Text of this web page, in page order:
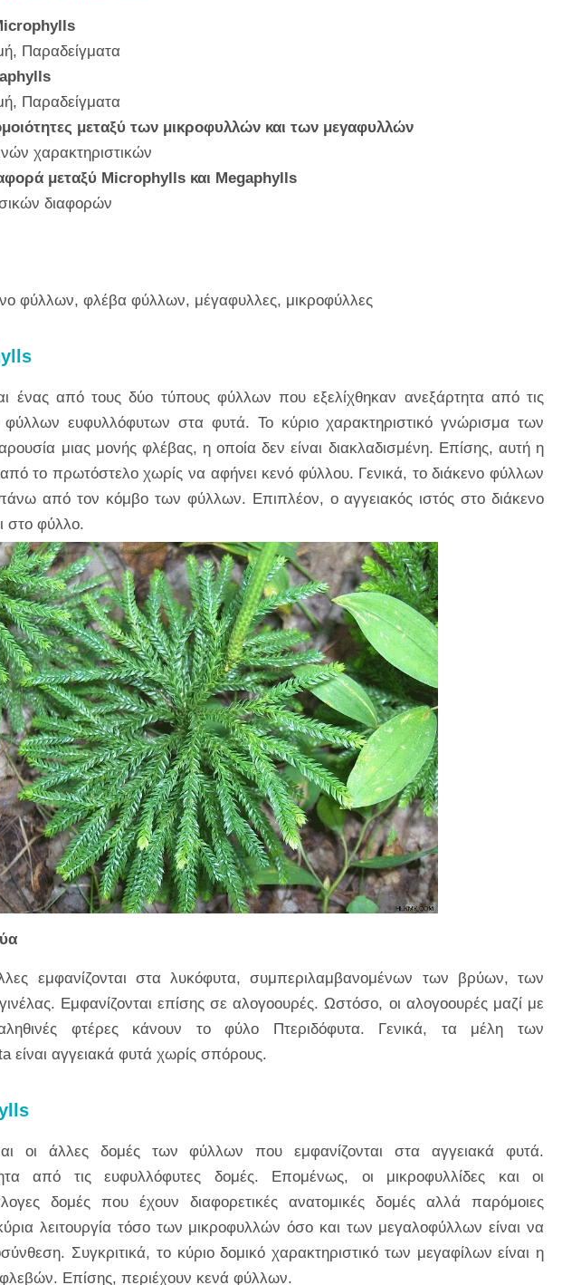
Παραδείγματα
Παραδείγματα
ομοιότητες μεταξύ των μικροφυλλών και των μεγαφυλλών
χαρακτηριστικών
μεταξύ Microphylls και Megaphylls
διαφορών
φύλλων, φλέβα φύλλων, μέγαφυλλες, μικροφύλλες
ένας από τους δύο τύπους φύλλων που εξελίχθηκαν ανεξάρτητα από τις
ευφυλλόφυτων στα φυτά. Το κύριο χαρακτηριστικό γνώρισμα των
μιας μονής φλέβας, η οποία δεν είναι διακλαδισμένη. Επίσης, αυτή η
το πρωτόστελο χωρίς να αφήνει κενό φύλλου. Γενικά, το διάκενο φύλλων
πάνω από τον κόμβο των φύλλων. Επιπλέον, ο αγγειακός ιστός στο διάκενο
στο φύλλο.
εμφανίζονται στα λυκόφυτα, συμπεριλαμβανομένων των βρύων, των
Εμφανίζονται επίσης σε αλογοουρές. Ωστόσο, οι αλογοουρές μαζί με
φτέρες κάνουν το φύλο Πτεριδόφυτα. Γενικά, τα μέλη των
είναι αγγειακά φυτά χωρίς σπόρους.
οι άλλες δομές των φύλλων που εμφανίζονται στα αγγειακά φυτά.
από τις ευφυλλόφυτες δομές. Επομένως, οι μικροφυλλίδες και οι
δομές που έχουν διαφορετικές ανατομικές δομές αλλά παρόμοιες
λειτουργία τόσο των μικροφυλλών όσο και των μεγαλοφύλλων είναι να
Συγκριτικά, το κύριο δομικό χαρακτηριστικό των μεγαφίλων είναι η
Επίσης, περιέχουν κενά φύλλων.